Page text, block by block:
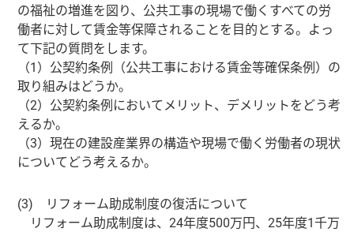
の福祉の増進を図り、公共工事の現場で働くすべての労
働者に対して賃金等保障されることを目的とする。よっ
て下記の質問をします。
（1）公契約条例（公共工事における賃金等確保条例）の
取り組みはどうか。
（2）公契約条例においてメリット、デメリットをどう考
えるか。
（3）現在の建設産業界の構造や現場で働く労働者の現状
についてどう考えるか。
(3) リフォーム助成制度の復活について
リフォーム助成制度は、24年度500万円、25年度1千万